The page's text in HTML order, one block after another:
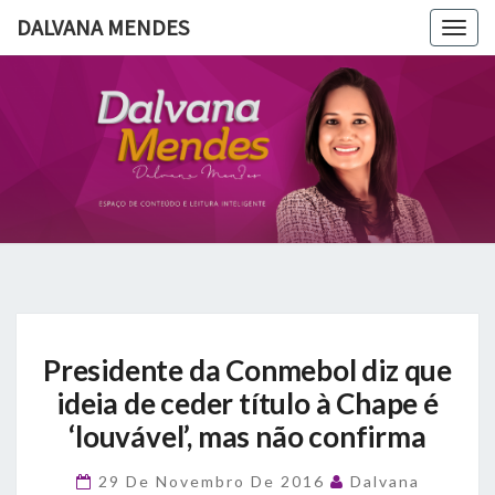
DALVANA MENDES
DALVANA
MENDES
Espaço De
Conteúdo
E Leitura
Inteligente
da
Conmebol
diz
que
de
Presidente da Conmebol diz que
ideia de ceder título à Chape é
‘louvável’, mas não confirma
29 De Novembro De 2016
Dalvana